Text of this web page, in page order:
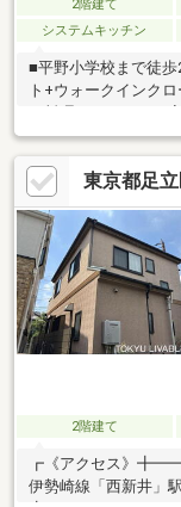
2階建て
システムキッチン
■平野小学校まで徒
ト+ウォークインク
お料理をしながらご
グリル付きコンロ／
ープにて無料でリフ
に一ツ家第四公園も
スメ物件ですのでこ
でもご興味がござい
東京都足
2階建て
┏《アクセス
伊勢崎線「西新井」